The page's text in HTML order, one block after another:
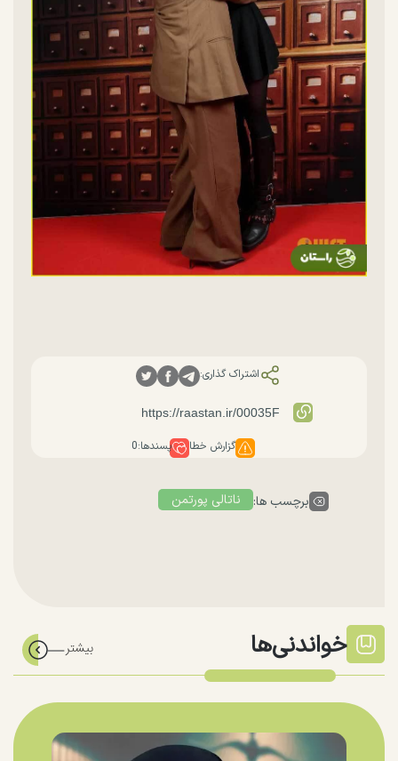
اشتراک گذاری:
گزارش خطا پسندها:0
برچسب ها: ناتالی پورتمن
خواندنی‌ها